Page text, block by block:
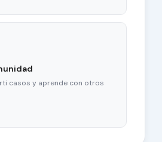
casos y aprende con otros